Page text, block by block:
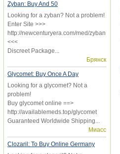
Zyban: Buy And 50
Looking for a zyban? Not a problem!
Enter Site >>>
http://newcenturyera.com/med/zyban
<<<
Discreet Package...
Брянск
Glycomet: Buy Once A Day
Looking for a glycomet? Not a
problem!
Buy glycomet online ==>
http://availablemeds.top/glycomet
Guaranteed Worldwide Shipping...
Миасс
Clozaril: To Buy Online Germany